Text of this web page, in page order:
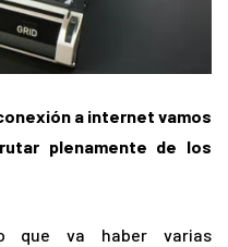
a internet vamos
plenamente de los
que va haber varias